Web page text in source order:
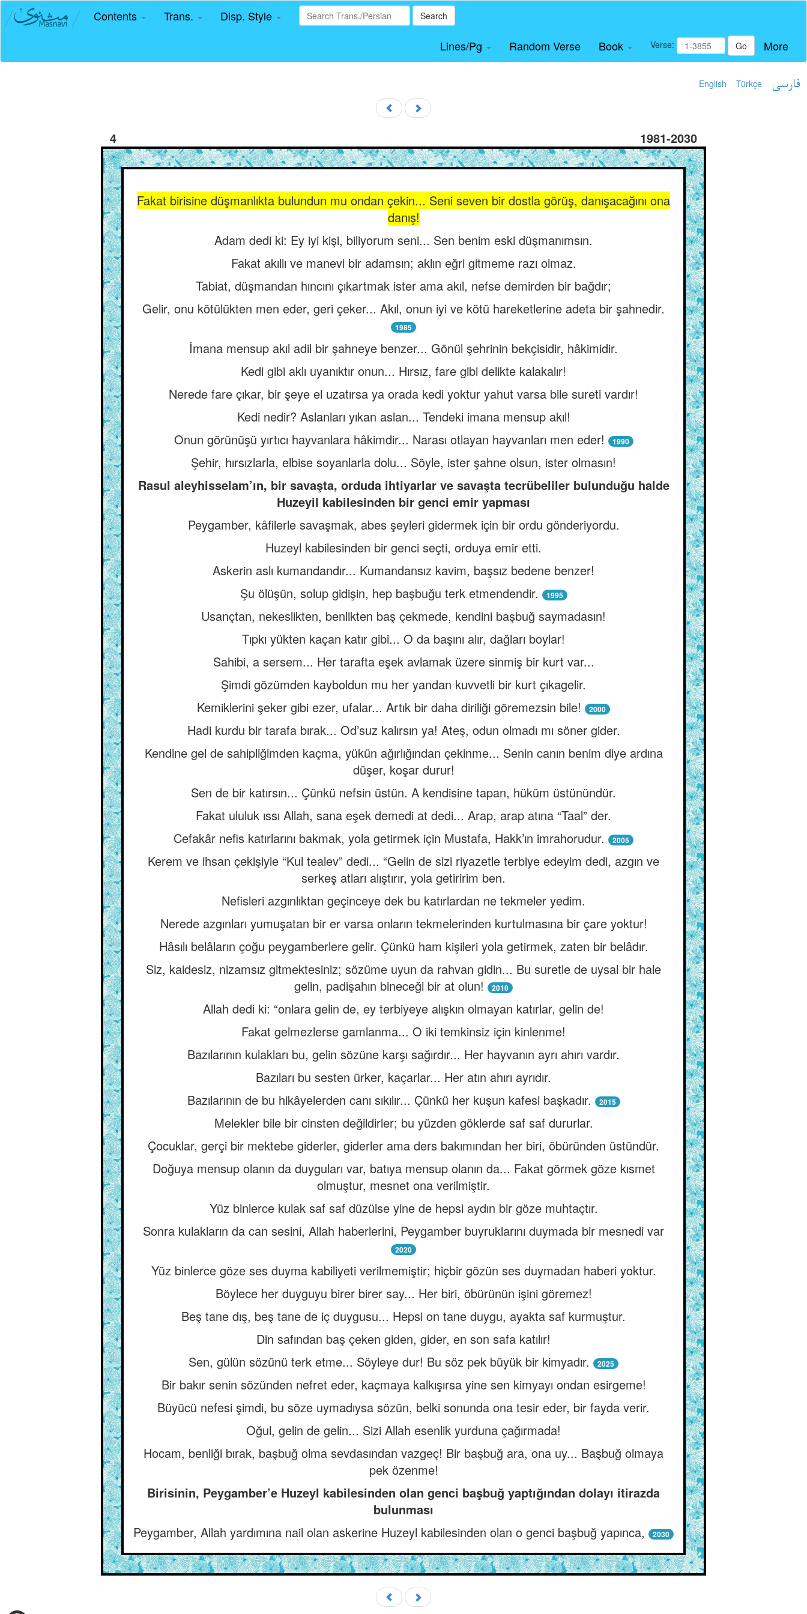
Contents Trans. Disp. Style Search
Lines/Pg Random Verse Book Verse: Go More
English Türkçe فارسی
4 1981-2030
Fakat birisine düşmanlıkta bulundun mu ondan çekin... Seni seven bir dostla görüş, danışacağını ona
danış!
Adam dedi ki: Ey iyi kişi, biliyorum seni... Sen benim eski düşmanımsın.
Fakat akıllı ve manevi bir adamsın; aklın eğri gitmeme razı olmaz.
Tabiat, düşmandan hıncını çıkartmak ister ama akıl, nefse demirden bir bağdır;
Gelir, onu kötülükten men eder, geri çeker... Akıl, onun iyi ve kötü hareketlerine adeta bir şahnedir.
1985
İmana mensup akıl adil bir şahneye benzer... Gönül şehrinin bekçisidir, hâkimidir.
Kedi gibi aklı uyanıktır onun... Hırsız, fare gibi delikte kalakalır!
Nerede fare çıkar, bir şeye el uzatırsa ya orada kedi yoktur yahut varsa bile sureti vardır!
Kedi nedir? Aslanları yıkan aslan... Tendeki imana mensup akıl!
Onun görünüşü yırtıcı hayvanlara hâkimdir... Narası otlayan hayvanları men eder!
1990
Şehir, hırsızlarla, elbise soyanlarla dolu... Söyle, ister şahne olsun, ister olmasın!
Rasul aleyhisselam’ın, bir savaşta, orduda ihtiyarlar ve savaşta tecrübeliler bulunduğu halde
Huzeyil kabilesinden bir genci emir yapması
Peygamber, kâfilerle savaşmak, abes şeyleri gidermek için bir ordu gönderiyordu.
Huzeyl kabilesinden bir genci seçti, orduya emir etti.
Askerin aslı kumandandır... Kumandansız kavim, başsız bedene benzer!
Şu ölüşün, solup gidişin, hep başbuğu terk etmendendir.
1995
Usançtan, nekeslikten, benlikten baş çekmede, kendini başbuğ saymadasın!
Tıpkı yükten kaçan katır gibi... O da başını alır, dağları boylar!
Sahibi, a sersem... Her tarafta eşek avlamak üzere sinmiş bir kurt var...
Şimdi gözümden kayboldun mu her yandan kuvvetli bir kurt çıkagelir.
Kemiklerini şeker gibi ezer, ufalar... Artık bir daha diriliği göremezsin bile!
2000
Hadi kurdu bir tarafa bırak... Od’suz kalırsın ya! Ateş, odun olmadı mı söner gider.
Kendine gel de sahipliğimden kaçma, yükün ağırlığından çekinme... Senin canın benim diye ardına
düşer, koşar durur!
Sen de bir katırsın... Çünkü nefsin üstün. A kendisine tapan, hüküm üstünündür.
Fakat ululuk ıssı Allah, sana eşek demedi at dedi... Arap, arap atına “Taal” der.
Cefakâr nefis katırlarını bakmak, yola getirmek için Mustafa, Hakk’ın imrahorudur.
2005
Kerem ve ihsan çekişiyle “Kul tealev” dedi... “Gelin de sizi riyazetle terbiye edeyim dedi, azgın ve
serkeş atları alıştırır, yola getiririm ben.
Nefisleri azgınlıktan geçinceye dek bu katırlardan ne tekmeler yedim.
Nerede azgınları yumuşatan bir er varsa onların tekmelerinden kurtulmasına bir çare yoktur!
Hâsılı belâların çoğu peygamberlere gelir. Çünkü ham kişileri yola getirmek, zaten bir belâdır.
Siz, kaidesiz, nizamsız gitmektesiniz; sözüme uyun da rahvan gidin... Bu suretle de uysal bir hale
gelin, padişahın bineceği bir at olun!
2010
Allah dedi ki: “onlara gelin de, ey terbiyeye alışkın olmayan katırlar, gelin de!
Fakat gelmezlerse gamlanma... O iki temkinsiz için kinlenme!
Bazılarının kulakları bu, gelin sözüne karşı sağırdır... Her hayvanın ayrı ahırı vardır.
Bazıları bu sesten ürker, kaçarlar... Her atın ahırı ayrıdır.
Bazılarının de bu hikâyelerden canı sıkılır... Çünkü her kuşun kafesi başkadır.
2015
Melekler bile bir cinsten değildirler; bu yüzden göklerde saf saf dururlar.
Çocuklar, gerçi bir mektebe giderler, giderler ama ders bakımından her biri, öbüründen üstündür.
Doğuya mensup olanın da duyguları var, batıya mensup olanın da... Fakat görmek göze kısmet
olmuştur, mesnet ona verilmiştir.
Yüz binlerce kulak saf saf düzülse yine de hepsi aydın bir göze muhtaçtır.
Sonra kulakların da can sesini, Allah haberlerini, Peygamber buyruklarını duymada bir mesnedi var
2020
Yüz binlerce göze ses duyma kabiliyeti verilmemiştir; hiçbir gözün ses duymadan haberi yoktur.
Böylece her duyguyu birer birer say... Her biri, öbürünün işini göremez!
Beş tane dış, beş tane de iç duygusu... Hepsi on tane duygu, ayakta saf kurmuştur.
Din safından baş çeken giden, gider, en son safa katılır!
Sen, gülün sözünü terk etme... Söyleye dur! Bu söz pek büyük bir kimyadır.
2025
Bir bakır senin sözünden nefret eder, kaçmaya kalkışırsa yine sen kimyayı ondan esirgeme!
Büyücü nefesi şimdi, bu söze uymadıysa sözün, belki sonunda ona tesir eder, bir fayda verir.
Oğul, gelin de gelin... Sizi Allah esenlik yurduna çağırmada!
Hocam, benliği bırak, başbuğ olma sevdasından vazgeç! Bir başbuğ ara, ona uy... Başbuğ olmaya
pek özenme!
Birisinin, Peygamber’e Huzeyl kabilesinden olan genci başbuğ yaptığından dolayı itirazda
bulunması
Peygamber, Allah yardımına nail olan askerine Huzeyl kabilesinden olan o genci başbuğ yapınca,
2030